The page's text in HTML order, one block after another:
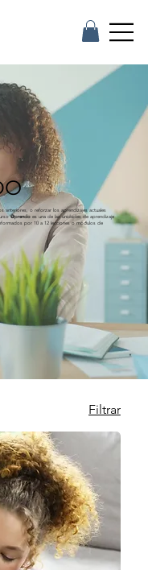
anteriores, o reforzar los aprendizajes actuales
@prendoes una de las unidades de aprendizaje
por 10 a 12 lecciones o módulos de
Filtrar